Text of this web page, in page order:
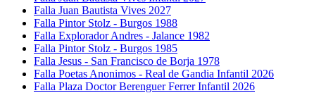
Falla Juan Bautista Vives 2027
Falla Pintor Stolz - Burgos 1988
Falla Explorador Andres - Jalance 1982
Falla Pintor Stolz - Burgos 1985
Falla Jesus - San Francisco de Borja 1978
Falla Poetas Anonimos - Real de Gandia Infantil 2026
Falla Plaza Doctor Berenguer Ferrer Infantil 2026